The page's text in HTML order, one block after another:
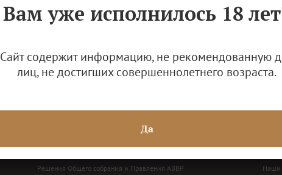
ДЕЯТЕЛЬНОСТЬ АВВР
Решения Общего собрания и Правления АВВР
Наши
Вам уже исполнилось 18
Сайт содержит информацию, не рекомендованную
лиц, не достигших совершеннолетнего возраста.
Да